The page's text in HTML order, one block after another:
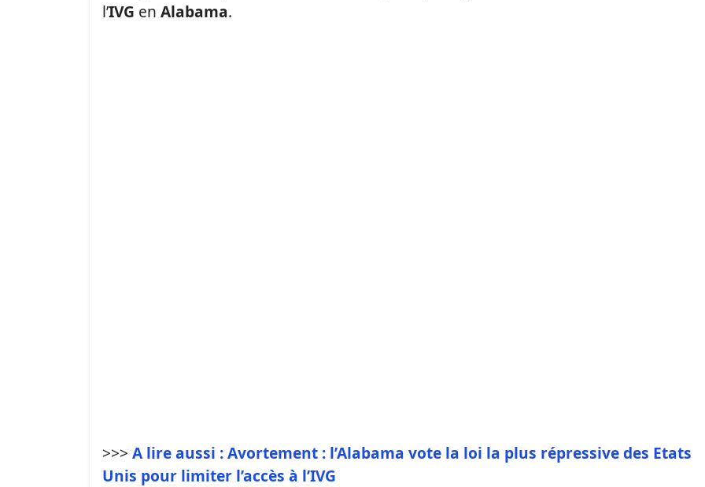
l’IVG en Alabama.
>>> A lire aussi : Avortement : l’Alabama vote la loi la plus répressive des Etats
Unis pour limiter l’accès à l’IVG